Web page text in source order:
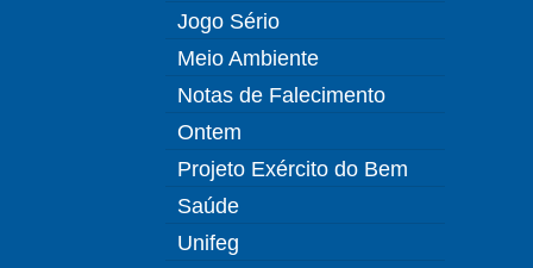
Jogo Sério
Meio Ambiente
Notas de Falecimento
Ontem
Projeto Exército do Bem
Saúde
Unifeg